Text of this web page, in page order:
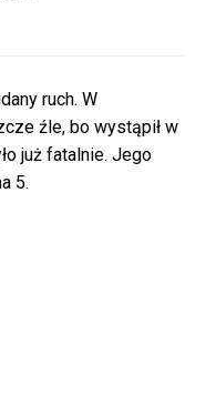
ruch. W
źle, bo wystąpił w
już fatalnie. Jego
5.